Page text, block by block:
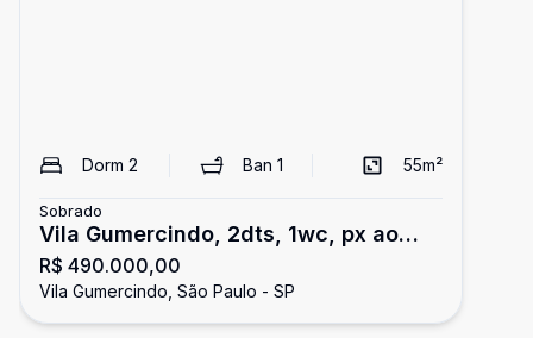
Dorm 2 Ban 1 55m²
Sobrado
Vila Gumercindo, 2dts, 1wc, px ao
metrô!!
R$ 490.000,00
Vila Gumercindo, São Paulo - SP